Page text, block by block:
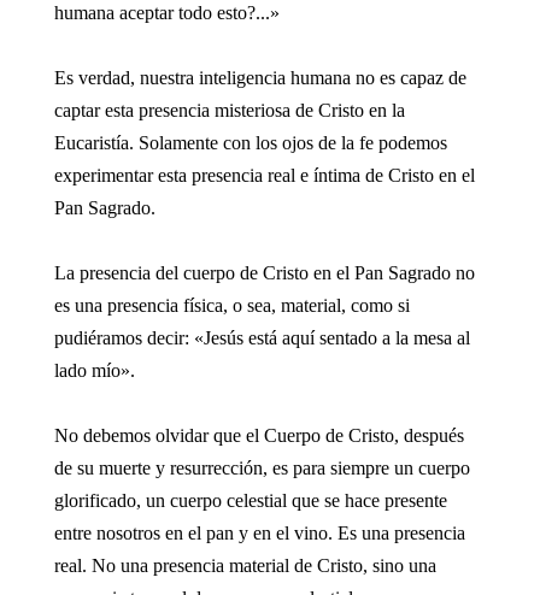
humana aceptar todo esto?...»
Es verdad, nuestra inteligencia humana no es capaz de
captar esta presencia misteriosa de Cristo en la
Eucaristía. Solamente con los ojos de la fe podemos
experimentar esta presencia real e íntima de Cristo en el
Pan Sagrado.
La presencia del cuerpo de Cristo en el Pan Sagrado no
es una presencia física, o sea, material, como si
pudiéramos decir: «Jesús está aquí sentado a la mesa al
lado mío».
No debemos olvidar que el Cuerpo de Cristo, después
de su muerte y resurrección, es para siempre un cuerpo
glorificado, un cuerpo celestial que se hace presente
entre nosotros en el pan y en el vino. Es una presencia
real. No una presencia material de Cristo, sino una